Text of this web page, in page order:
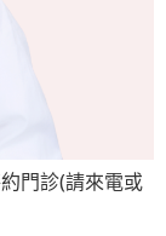
門診(請來電或